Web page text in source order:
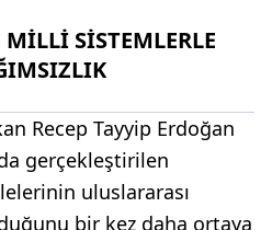
MİLLİ SİSTEMLERLE
Recep Tayyip Erdoğan
gerçekleştirilen
uluslararası
bir kez daha ortaya